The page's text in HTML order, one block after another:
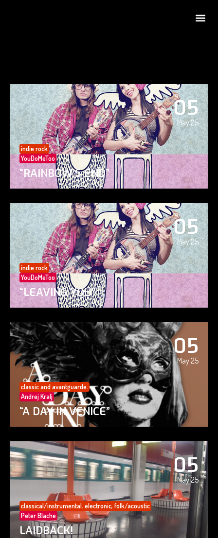
05
May 25
indie rock
YouDoMeToo
“RAINBOW’S END”
05
May 25
indie rock
YouDoMeToo
“LEAVING YOU”
05
May 25
classic and avantguarde.
Andrej Kralj
“A DAY IN VENICE”
05
May 25
classical/instrumental, electronic, folk/acoustic
Peter Blache
LAIDBACK!